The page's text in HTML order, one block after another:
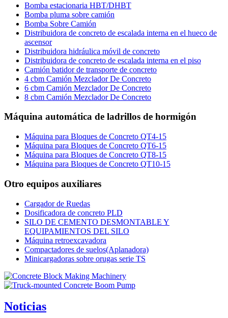
Bomba estacionaria HBT/DHBT
Bomba pluma sobre camión
Bomba Sobre Camión
Distribuidora de concreto de escalada interna en el hueco de
ascensor
Distribuidora hidráulica móvil de concreto
Distribuidora de concreto de escalada interna en el piso
Camión batidor de transporte de concreto
4 cbm Camión Mezclador De Concreto
6 cbm Camión Mezclador De Concreto
8 cbm Camión Mezclador De Concreto
Máquina automática de ladrillos de hormigón
Máquina para Bloques de Concreto QT4-15
Máquina para Bloques de Concreto QT6-15
Máquina para Bloques de Concreto QT8-15
Máquina para Bloques de Concreto QT10-15
Otro equipos auxiliares
Cargador de Ruedas
Dosificadora de concreto PLD
SILO DE CEMENTO DESMONTABLE Y
EQUIPAMIENTOS DEL SILO
Máquina retroexcavadora
Compactadores de suelos(Aplanadora)
Minicargadoras sobre orugas serie TS
Noticias